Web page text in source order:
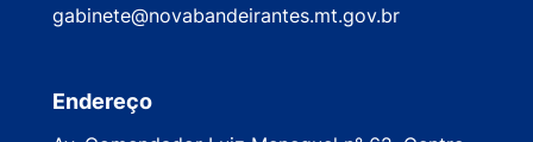
gabinete@novabandeirantes.mt.gov.br
Endereço